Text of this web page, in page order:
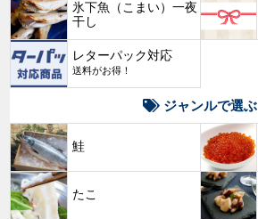
氷下魚（こまい）一夜
干し
レターパック対応
送料がお得！
ジャンルで選ぶ
鮭
たこ